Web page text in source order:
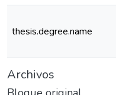
thesis.degree.name
Archivos